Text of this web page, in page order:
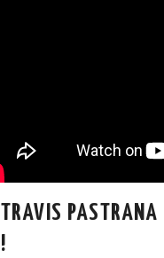
TRAVIS PASTRANA
!